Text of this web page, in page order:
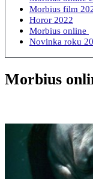
Morbius film
Horor 2022
Morbius online
Novinka roku
Morbius